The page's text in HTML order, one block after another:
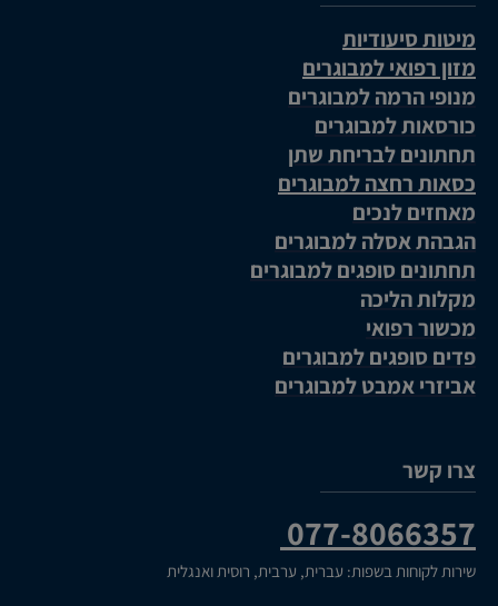
מיטות סיעודיות
מזון רפואי למבוגרים
מנופי הרמה למבוגרים
כורסאות למבוגרים
תחתונים לבריחת שתן
כסאות רחצה למבוגרים
מאחזים לנכים
הגבהת אסלה למבוגרים
תחתונים סופגים למבוגרים
מקלות הליכה
מכשור רפואי
פדים סופגים למבוגרים
אביזרי אמבט למבוגרים
צרו קשר
077-8066357
שירות לקוחות בשפות: עברית, ערבית, רוסית ואנגלית